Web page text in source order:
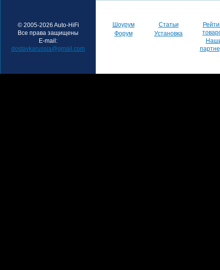
© 2005-2026 Auto-HiFi
Все права защищены
E-mail:
dostavkarussia@gmail.com
Шоурум
Форум
Статьи
Установка